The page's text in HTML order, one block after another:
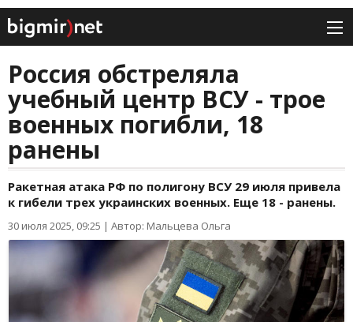
Россия обстреляла
учебный центр ВСУ - трое
военных погибли, 18
ранены
Ракетная атака РФ по полигону ВСУ 29 июля привела
к гибели трех украинских военных. Еще 18 - ранены.
30 июля 2025, 09:25 | Автор: Мальцева Ольга